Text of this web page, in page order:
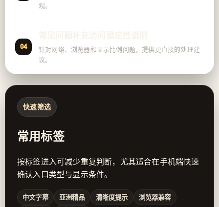
观。
04
针对网络、浏览器和显示比例问题，提供更直接的处理建
议。
快速筛选
常用标签
按标签进入可减少重复判断，尤其适合在手机端快速
确认入口类型与显示条件。
中文字幕 亚洲精品 清晰度提示
浏览器兼容